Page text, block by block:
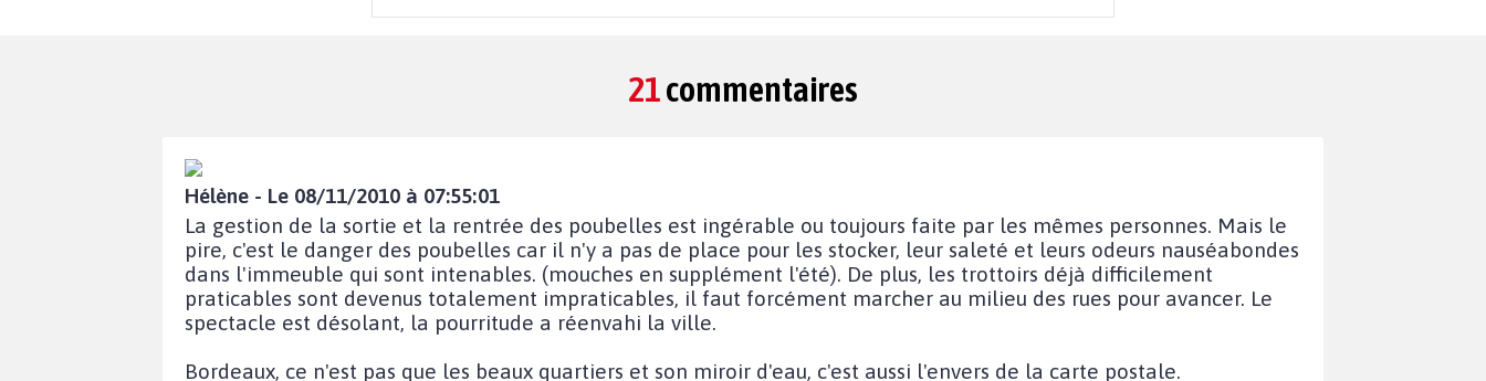
21commentaires
Hélène - Le 08/11/2010 à 07:55:01
La gestion de la sortie et la rentrée des poubelles est ingérable ou toujours faite par les mêmes personnes. Mais le
pire, c'est le danger des poubelles car il n'y a pas de place pour les stocker, leur saleté et leurs odeurs nauséabondes
dans l'immeuble qui sont intenables. (mouches en supplément l'été). De plus, les trottoirs déjà difficilement
praticables sont devenus totalement impraticables, il faut forcément marcher au milieu des rues pour avancer. Le
spectacle est désolant, la pourritude a réenvahi la ville.
Bordeaux, ce n'est pas que les beaux quartiers et son miroir d'eau, c'est aussi l'envers de la carte postale.